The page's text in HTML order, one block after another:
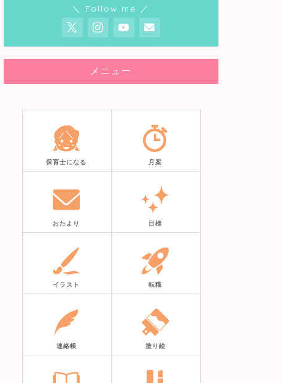
＼ Follow me ／
メニュー
保育士になる 月案
おたより 目標
イラスト 転職
連絡帳 塗り絵